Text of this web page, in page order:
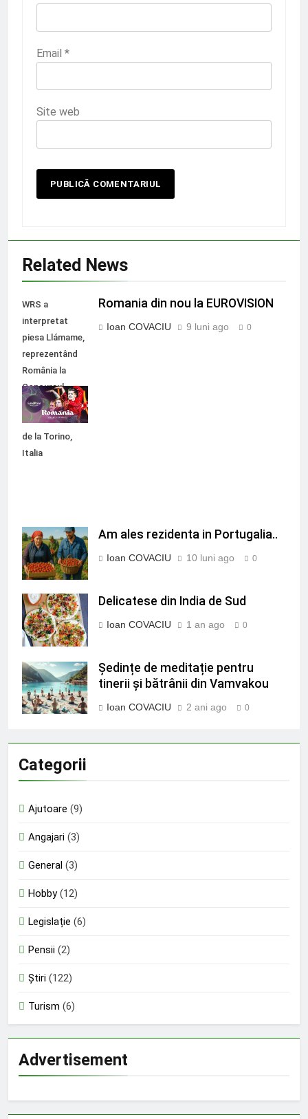
Email *
Site web
Related News
WRS a
interpretat
piesa Llámame,
reprezentând
România la
Concursul
Muzical
Eurovision 2022
de la Torino,
Italia
Romania din nou la EUROVISION
Ioan COVACIU 9 luni ago 0
Am ales rezidenta in Portugalia..
Ioan COVACIU 10 luni ago 0
Delicatese din India de Sud
Ioan COVACIU 1 an ago 0
Ședințe de meditație pentru
tinerii și bătrânii din Vamvakou
Ioan COVACIU 2 ani ago 0
Categorii
Ajutoare (9)
Angajari (3)
General (3)
Hobby(12)
Legislație (6)
Pensii (2)
Știri (122)
Turism (6)
Advertisement